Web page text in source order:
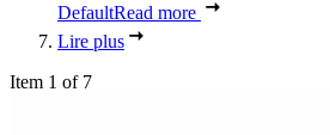
DefaultRead more
Lire plus
Item 1 of 7